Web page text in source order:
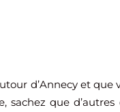
d’Annecy et
sachez que